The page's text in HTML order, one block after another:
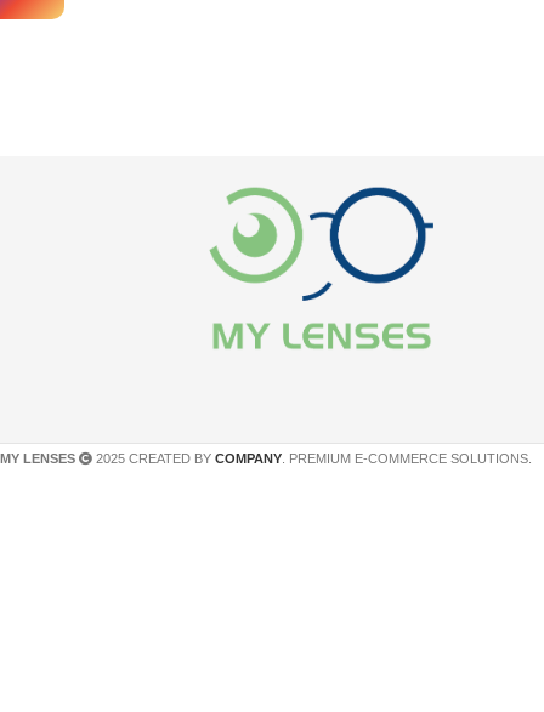
MY LENSES 2025 CREATED BY COMPANY . PREMIUM E-COMMERCE SOLUTIONS.